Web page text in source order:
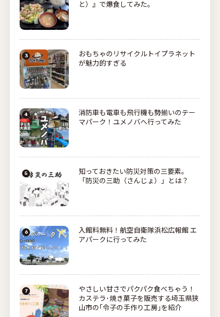
と）』で爆食してみた。
おもちゃのリサイクルトイプラネット
が魅力的すぎる
消防車も電車も飛行機も勢揃いのテー
マパーク！ユメノバへ行ってみた
知っておきたい防災対策の三要素。
「防災の三助（さんじょ）」とは？
入館料無料！航空自衛隊浜松広報館 エ
アパークに行ってみた
やさしい甘さでパクパク食べちゃう！
カステラ･焼き菓子を販売する埼玉県狭
山市の｢令子の手作り工房｣を紹介